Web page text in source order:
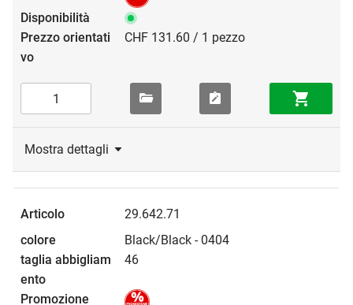
CHF 131.60 / 1 pezzo
Mostra dettagli
29.642.71
Black/Black - 0404
46